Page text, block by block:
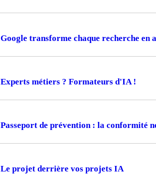
Google transforme chaque recherche en
Experts métiers ? Formateurs d'IA !
Passeport de prévention : la conformité
Le projet derrière vos projets IA